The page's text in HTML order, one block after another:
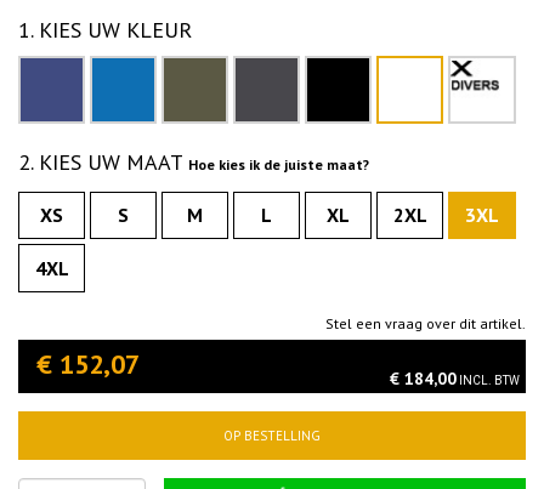
1. KIES UW KLEUR
2. KIES UW MAAT Hoe kies ik de juiste maat?
XS S M L XL 2XL 3XL
4XL
Stel een vraag over dit artikel.
€ 152,07 € 184,00 INCL. BTW
OP BESTELLING